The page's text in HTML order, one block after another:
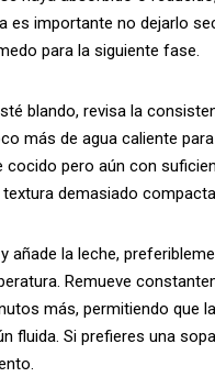
es importante no dejarlo
para la siguiente fase.
blando, revisa la
más de agua caliente
cocido pero aún con
demasiado
añade la leche,
Remueve
más, permitiendo que
fluida. Si prefieres una